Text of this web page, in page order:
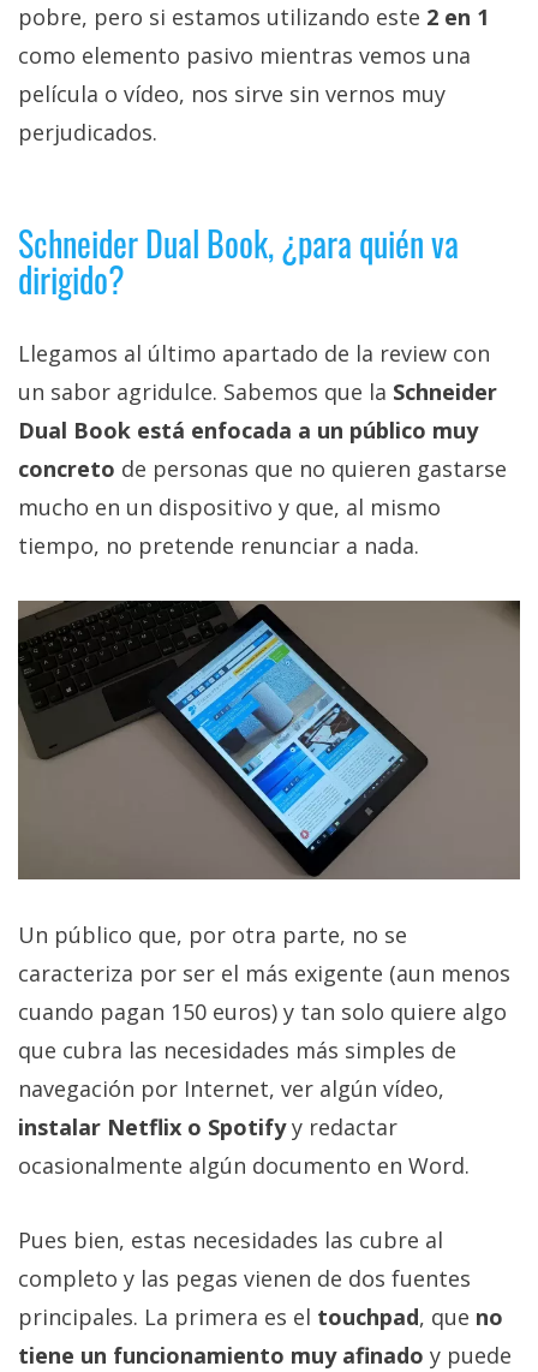
pobre, pero si estamos utilizando este 2 en 1
como elemento pasivo mientras vemos una
película o vídeo, nos sirve sin vernos muy
perjudicados.
Schneider Dual Book, ¿para quién va
dirigido?
Llegamos al último apartado de la review con
un sabor agridulce. Sabemos que la Schneider
Dual Book está enfocada a un público muy
concreto de personas que no quieren gastarse
mucho en un dispositivo y que, al mismo
tiempo, no pretende renunciar a nada.
Un público que, por otra parte, no se
caracteriza por ser el más exigente (aun menos
cuando pagan 150 euros) y tan solo quiere algo
que cubra las necesidades más simples de
navegación por Internet, ver algún vídeo,
instalar Netflix o Spotifyy redactar
ocasionalmente algún documento en Word.
Pues bien, estas necesidades las cubre al
completo y las pegas vienen de dos fuentes
principales. La primera es el touchpad, que no
tiene un funcionamiento muy afinado y puede